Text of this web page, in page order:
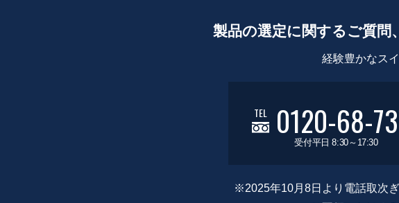
製品の選定に関するご質問
経験豊かなス
TEL 0120-68-
受付平日 8:30～17:30
※2025年10月8日より電話取次